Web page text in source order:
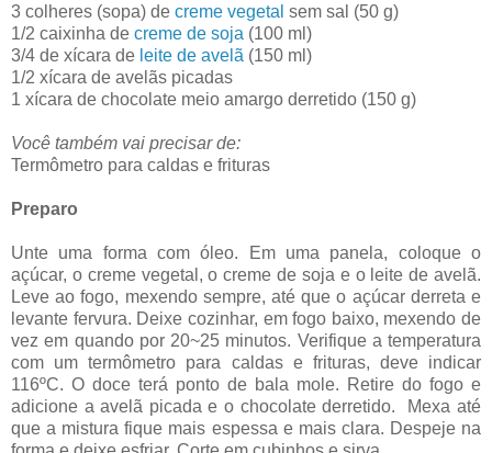
3 colheres (sopa) de creme vegetal sem sal (50 g)
1/2 caixinha de creme de soja (100 ml)
3/4 de xícara de leite de avelã (150 ml)
1/2 xícara de avelãs picadas
1 xícara de chocolate meio amargo derretido (150 g)
Você também vai precisar de:
Termômetro para caldas e frituras
Preparo
Unte uma forma com óleo. Em uma panela, coloque o
açúcar, o creme vegetal, o creme de soja e o leite de avelã.
Leve ao fogo, mexendo sempre, até que o açúcar derreta e
levante fervura. Deixe cozinhar, em fogo baixo, mexendo de
vez em quando por 20~25 minutos. Verifique a temperatura
com um termômetro para caldas e frituras, deve indicar
116ºC. O doce terá ponto de bala mole. Retire do fogo e
adicione a avelã picada e o chocolate derretido. Mexa até
que a mistura fique mais espessa e mais clara. Despeje na